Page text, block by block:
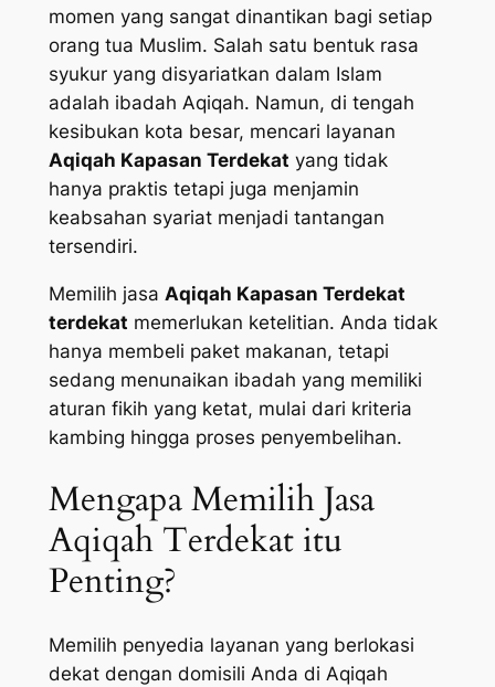
momen yang sangat dinantikan bagi setiap
orang tua Muslim. Salah satu bentuk rasa
syukur yang disyariatkan dalam Islam
adalah ibadah Aqiqah. Namun, di tengah
kesibukan kota besar, mencari layanan
Aqiqah Kapasan Terdekat yang tidak
hanya praktis tetapi juga menjamin
keabsahan syariat menjadi tantangan
tersendiri.
Memilih jasa Aqiqah Kapasan Terdekat
terdekat memerlukan ketelitian. Anda tidak
hanya membeli paket makanan, tetapi
sedang menunaikan ibadah yang memiliki
aturan fikih yang ketat, mulai dari kriteria
kambing hingga proses penyembelihan.
Mengapa Memilih Jasa
Aqiqah Terdekat itu
Penting?
Memilih penyedia layanan yang berlokasi
dekat dengan domisili Anda di Aqiqah